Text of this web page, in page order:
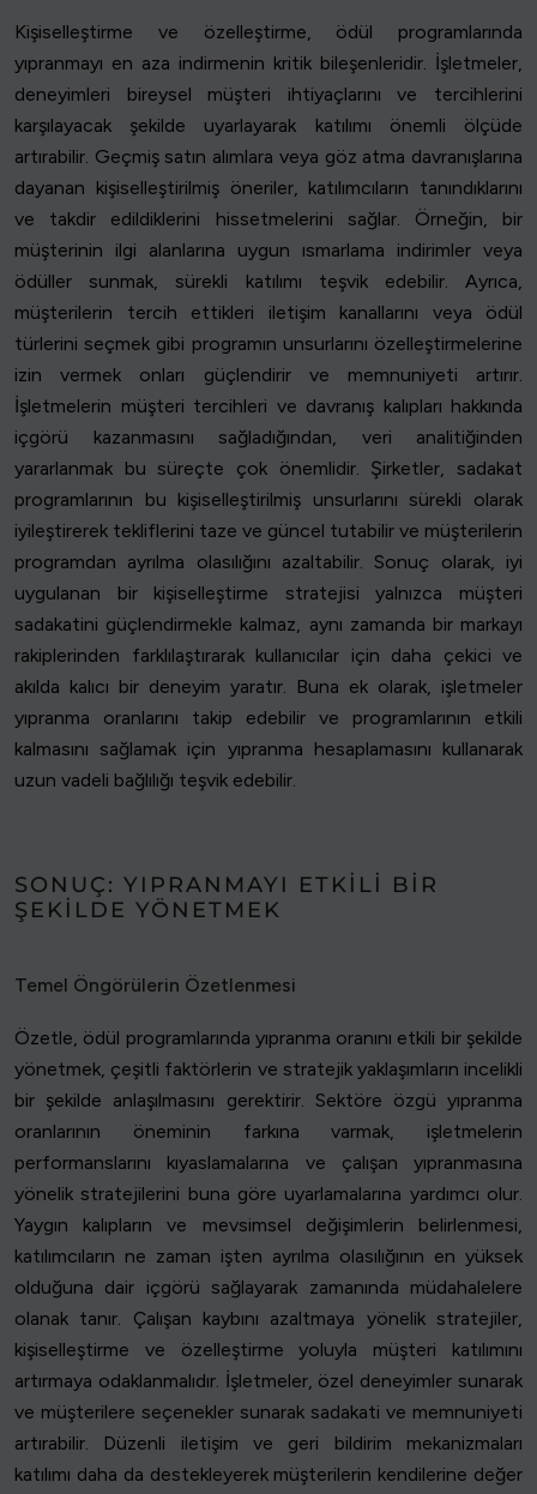
Kişiselleştirme ve özelleştirme, ödül programlarında
yıpranmayı en aza indirmenin kritik bileşenleridir. İşletmeler,
deneyimleri bireysel müşteri ihtiyaçlarını ve tercihlerini
karşılayacak şekilde uyarlayarak katılımı önemli ölçüde
artırabilir. Geçmiş satın alımlara veya göz atma davranışlarına
dayanan kişiselleştirilmiş öneriler, katılımcıların tanındıklarını
ve takdir edildiklerini hissetmelerini sağlar. Örneğin, bir
müşterinin ilgi alanlarına uygun ısmarlama indirimler veya
ödüller sunmak, sürekli katılımı teşvik edebilir. Ayrıca,
müşterilerin tercih ettikleri iletişim kanallarını veya ödül
türlerini seçmek gibi programın unsurlarını özelleştirmelerine
izin vermek onları güçlendirir ve memnuniyeti artırır.
İşletmelerin müşteri tercihleri ve davranış kalıpları hakkında
içgörü kazanmasını sağladığından, veri analitiğinden
yararlanmak bu süreçte çok önemlidir. Şirketler, sadakat
programlarının bu kişiselleştirilmiş unsurlarını sürekli olarak
iyileştirerek tekliflerini taze ve güncel tutabilir ve müşterilerin
programdan ayrılma olasılığını azaltabilir. Sonuç olarak, iyi
uygulanan bir kişiselleştirme stratejisi yalnızca müşteri
sadakatini güçlendirmekle kalmaz, aynı zamanda bir markayı
rakiplerinden farklılaştırarak kullanıcılar için daha çekici ve
akılda kalıcı bir deneyim yaratır. Buna ek olarak, işletmeler
yıpranma oranlarını takip edebilir ve programlarının etkili
kalmasını sağlamak için yıpranma hesaplamasını kullanarak
uzun vadeli bağlılığı teşvik edebilir.
SONUÇ: YIPRANMAYI ETKILI BIR
ŞEKILDE YÖNETMEK
Temel Öngörülerin Özetlenmesi
Özetle, ödül programlarında yıpranma oranını etkili bir şekilde
yönetmek, çeşitli faktörlerin ve stratejik yaklaşımların incelikli
bir şekilde anlaşılmasını gerektirir. Sektöre özgü yıpranma
oranlarının öneminin farkına varmak, işletmelerin
performanslarını kıyaslamalarına ve çalışan yıpranmasına
yönelik stratejilerini buna göre uyarlamalarına yardımcı olur.
Yaygın kalıpların ve mevsimsel değişimlerin belirlenmesi,
katılımcıların ne zaman işten ayrılma olasılığının en yüksek
olduğuna dair içgörü sağlayarak zamanında müdahalelere
olanak tanır. Çalışan kaybını azaltmaya yönelik stratejiler,
kişiselleştirme ve özelleştirme yoluyla müşteri katılımını
artırmaya odaklanmalıdır. İşletmeler, özel deneyimler sunarak
ve müşterilere seçenekler sunarak sadakati ve memnuniyeti
artırabilir. Düzenli iletişim ve geri bildirim mekanizmaları
katılımı daha da destekleyerek müşterilerin kendilerine değer